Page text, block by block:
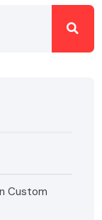
Custom